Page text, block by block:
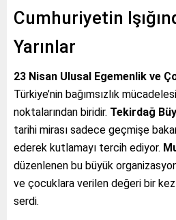
Cumhuriyetin
Yarınlar
23 Nisan Ulusal Egemenlik ve
Türkiye’nin bağımsızlık
noktalarından biridir. Tekirdağ
tarihi mirası sadece geçmişe
ederek kutlamayı tercih ediyor.
düzenlenen bu büyük
ve çocuklara verilen değeri bir
serdi.